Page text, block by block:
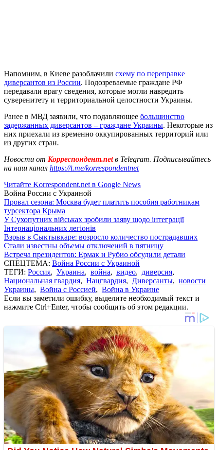
Напомним, в Киеве разоблачили схему по переправке
диверсантов из России. Подозреваемые граждане РФ
передавали врагу сведения, которые могли навредить
суверенитету и территориальной целостности Украины.
Ранее в МВД заявили, что подавляющее большинство
задержанных диверсантов – граждане Украины. Некоторые из
них приехали из временно оккупированных территорий или
из других стран.
Новости от Корреспондент.netв Telegram. Подписывайтесь
на наш канал https://t.me/korrespondentnet
Читайте Korrespondent.net в Google News
Война России с Украиной
Провал сезона: Москва будет платить пособия работникам
турсектора Крыма
У Сухопутних військах зробили заяву щодо інтеграції
Інтернаціональних легіонів
Взрыв в Сыктывкаре: возросло количество пострадавших
Стали известны объемы отключений в пятницу
Встреча президентов: Ермак и Рубио обсудили детали
СПЕЦТЕМА: Война России с Украиной
ТЕГИ: Россия, Украина, война, видео, диверсия,
Национальная гвардия, Нацгвардия, Диверсанты, новости
Украины, Война с Россией, Война в Украине
Если вы заметили ошибку, выделите необходимый текст и
нажмите Ctrl+Enter, чтобы сообщить об этом редакции.